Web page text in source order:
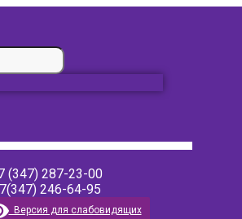
(347) 287-23-00
246-64-95
Версия для слабовидящих